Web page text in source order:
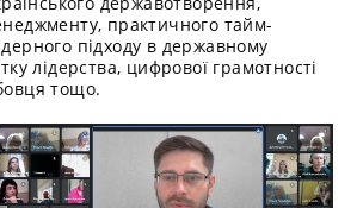
практичного тайм-
підходу в державному
лідерства, цифрової грамотності
тощо.